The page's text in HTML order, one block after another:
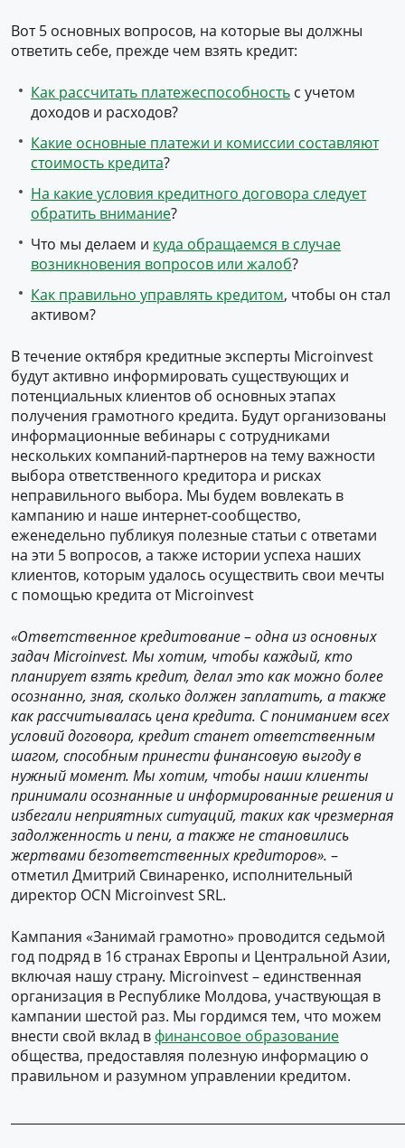
Вот 5 основных вопросов, на которые вы должны
ответить себе, прежде чем взять кредит:
Как рассчитать платежеспособность с учетом
доходов и расходов?
Какие основные платежи и комиссии составляют
стоимость кредита?
На какие условия кредитного договора следует
обратить внимание?
Что мы делаем и куда обращаемся в случае
возникновения вопросов или жалоб?
Как правильно управлять кредитом, чтобы он стал
активом?
В течение октября кредитные эксперты Microinvest
будут активно информировать существующих и
потенциальных клиентов об основных этапах
получения грамотного кредита. Будут организованы
информационные вебинары с сотрудниками
нескольких компаний-партнеров на тему важности
выбора ответственного кредитора и рисках
неправильного выбора. Мы будем вовлекать в
кампанию и наше интернет-сообщество,
еженедельно публикуя полезные статьи с ответами
на эти 5 вопросов, а также истории успеха наших
клиентов, которым удалось осуществить свои мечты
с помощью кредита от Microinvest
«Ответственное кредитование–одна из основных
задач Microinvest. Мы хотим, чтобы каждый, кто
планирует взятькредит, делал это как можно более
осознанно, зная, сколько должен заплатить, а также
как рассчитывалась ценакредита. С пониманиемвсех
условийдоговора, кредит станет ответственным
шагом, способнымпринести финансовую выгоду в
нужный момент. Мы хотим, чтобы наши клиенты
принимали осознанные и информированные решения и
избегали неприятных ситуаций, таких как чрезмерная
задолженность ипени, а также не становились
жертвами безответственных кредиторов». –
отметил Дмитрий Свинаренко, исполнительный
директор OCN Microinvest SRL.
Кампания «Занимай грамотно» проводится седьмой
год подряд в 16 странах Европы и Центральной Азии,
включая нашу страну. Microinvest – единственная
организация в Республике Молдова, участвующая в
кампании шестой раз. Мы гордимся тем, что можем
внести свой вклад в финансовое образование
общества, предоставляя полезную информацию о
правильном и разумном управлении кредитом.